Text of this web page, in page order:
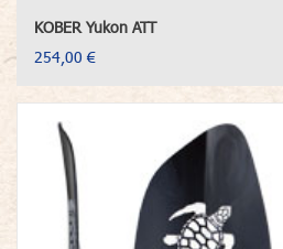
KOBER Yukon ATT
254,00 €